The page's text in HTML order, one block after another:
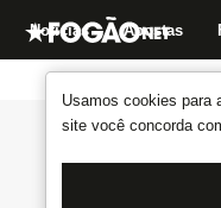
Usamos cookies para
site você concorda
Notícias Apostas